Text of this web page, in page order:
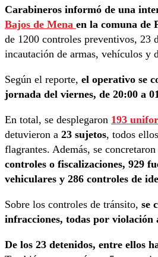
Carabineros informó de una
Bajos de Mena en la comuna de
de 1200 controles preventivos, 23
incautación de armas, vehículos y
Según el reporte, el operativo se
jornada del viernes, de 20:00 a
En total, se desplegaron 193
detuvieron a 23 sujetos, todos
flagrantes. Además, se
controles o fiscalizaciones, 929
vehiculares y 286 controles de
Sobre los controles de tránsito, se
infracciones, todas por violación
De los 23 detenidos, entre ellos